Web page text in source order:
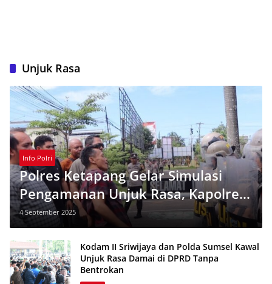
Unjuk Rasa
Info Polri
Polres Ketapang Gelar Simulasi
Pengamanan Unjuk Rasa, Kapolres:
Utamakan Persuasif dan Humanis
4 September 2025
Kodam II Sriwijaya dan Polda Sumsel Kawal
Unjuk Rasa Damai di DPRD Tanpa
Bentrokan